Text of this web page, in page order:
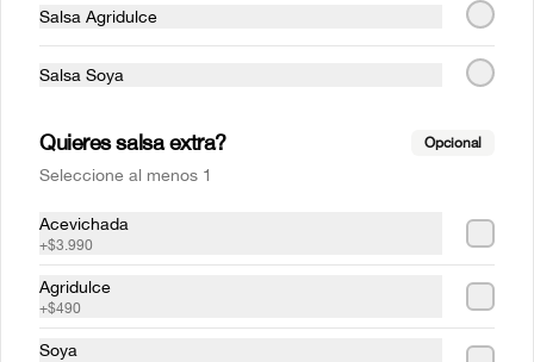
Zona de despacho
Términos y condiciones
Política de privacidad
Redes sociales
Salsa Agridulce
Salsa Soya
Quieres salsa extra? Opcional
Seleccione al menos 1
Acevichada
+$3.990
Agridulce
+$490
Soya